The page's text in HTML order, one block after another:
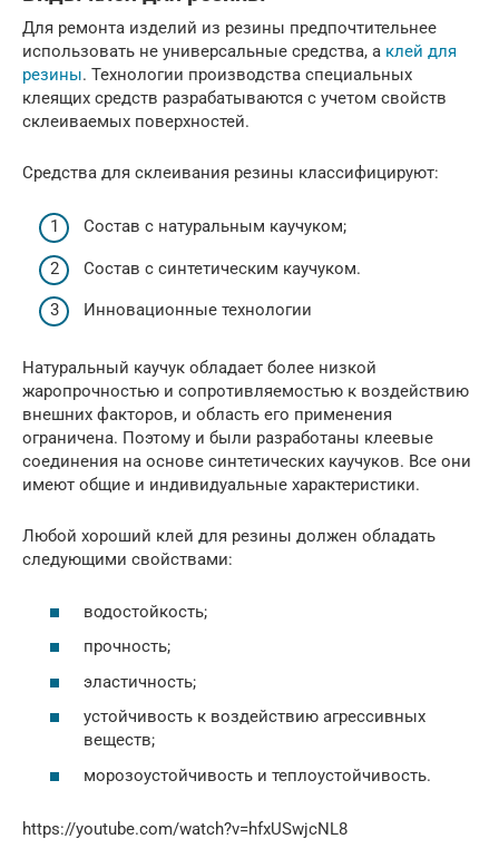
Для ремонта изделий из резины предпочтительнее
использовать не универсальные средства, а клей для
резины. Технологии производства специальных
клеящих средств разрабатываются с учетом свойств
склеиваемых поверхностей.
Средства для склеивания резины классифицируют:
Состав с натуральным каучуком;
Состав с синтетическим каучуком.
Инновационные технологии
Натуральный каучук обладает более низкой
жаропрочностью и сопротивляемостью к воздействию
внешних факторов, и область его применения
ограничена. Поэтому и были разработаны клеевые
соединения на основе синтетических каучуков. Все они
имеют общие и индивидуальные характеристики.
Любой хороший клей для резины должен обладать
следующими свойствами:
водостойкость;
прочность;
эластичность;
устойчивость к воздействию агрессивных
веществ;
морозоустойчивость и теплоустойчивость.
https://youtube.com/watch?v=hfxUSwjcNL8